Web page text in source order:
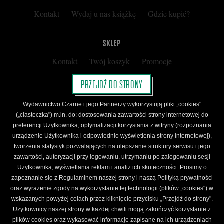
Kontakt Wydaj u nas książkę Gdzie kupić?
SKLEP
Kontakt Twój koszyk
Promocje
Kup kartę podarunkową
Nota prawna
Regulamin
Polityka prywatności
Regulamin Klubu Czarnego
Regulamin Karty Podarunkowej
ŚLEDŹ CZARNE
Facebook YouTube Instagram Newsletter
Wydawnictwo Czarne. Wszelkie prawa zastrzeżone. Projekt:Fajne Chłopaki,logo
wydawnictwa: Kamil Targosz.
PRZEJDŹ DO STRONY
Wydawnictwo Czarne i jego Partnerzy wykorzystują pliki „cookies"
(„ciasteczka") m.in. do: dostosowania zawartości strony internetowej do
preferencji Użytkownika, optymalizacji korzystania z witryny (rozpoznania
urządzenie Użytkownika i odpowiednio wyświetlenia strony internetowej),
tworzenia statystyk pozwalających na ulepszanie struktury serwisu i jego
zawartości, autoryzacji przy logowaniu, utrzymaniu po zalogowaniu sesji
Użytkownika, wyświetlania reklam i analiz ich skuteczności. Prosimy o
zapoznanie się z Regulaminem naszej strony i naszą Polityką prywatności
oraz wyrażenie zgody na wykorzystanie tej technologii (plików „cookies") w
wskazanych powyżej celach przez kliknięcie przycisku „Przejdź do strony".
Użytkownicy naszej strony w każdej chwili mogą zakończyć korzystanie z
plików cookies oraz wykasować informacje zapisane na ich urządzeniach